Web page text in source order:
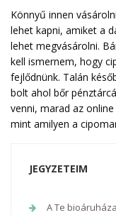
Könnyű innen
lehet kapni, amiket a
lehet megvásárolni.
kell ismernem, hogy
fejlődnünk. Talán
bolt ahol bőr
venni, marad az
mint amilyen a
JEGYZETEIM
A Te